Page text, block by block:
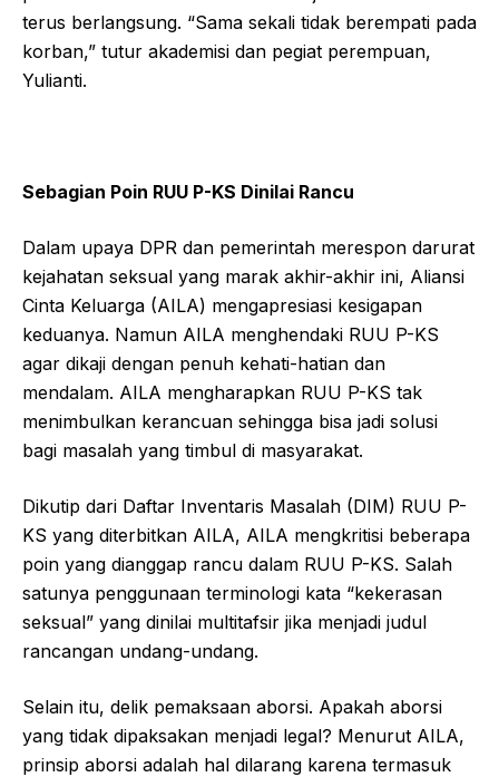
terus berlangsung. “Sama sekali tidak berempati pada
korban,” tutur akademisi dan pegiat perempuan,
Yulianti.
Sebagian Poin RUU P-KS Dinilai Rancu
Dalam upaya DPR dan pemerintah merespon darurat
kejahatan seksual yang marak akhir-akhir ini, Aliansi
Cinta Keluarga (AILA) mengapresiasi kesigapan
keduanya. Namun AILA menghendaki RUU P-KS
agar dikaji dengan penuh kehati-hatian dan
mendalam. AILA mengharapkan RUU P-KS tak
menimbulkan kerancuan sehingga bisa jadi solusi
bagi masalah yang timbul di masyarakat.
Dikutip dari Daftar Inventaris Masalah (DIM) RUU P-
KS yang diterbitkan AILA, AILA mengkritisi beberapa
poin yang dianggap rancu dalam RUU P-KS. Salah
satunya penggunaan terminologi kata “kekerasan
seksual” yang dinilai multitafsir jika menjadi judul
rancangan undang-undang.
Selain itu, delik pemaksaan aborsi. Apakah aborsi
yang tidak dipaksakan menjadi legal? Menurut AILA,
prinsip aborsi adalah hal dilarang karena termasuk